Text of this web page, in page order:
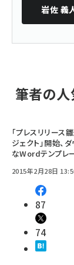
岩佐 義
筆者の
「プレスリリース
ジェクト」開始、
なWordテンプレ
2015年2月28日
87
74